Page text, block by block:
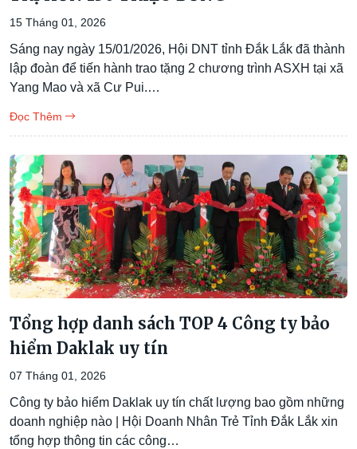
15 Tháng 01, 2026
Sáng nay ngày 15/01/2026, Hội DNT tỉnh Đắk Lắk đã thành
lập đoàn để tiến hành trao tặng 2 chương trình ASXH tại xã
Yang Mao và xã Cư Pui.…
Đọc Thêm
Tổng hợp danh sách TOP 4 Công ty bảo
hiểm Daklak uy tín
07 Tháng 01, 2026
Công ty bảo hiểm Daklak uy tín chất lượng bao gồm những
doanh nghiệp nào | Hội Doanh Nhân Trẻ Tỉnh Đắk Lắk xin
tổng hợp thông tin các công…